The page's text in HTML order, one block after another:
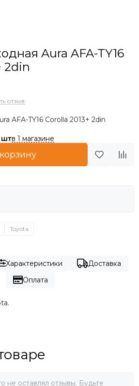
Aura AFA-TY16
2din
отзыв
AFA-TY16 Corolla 2013+ 2din
в 1 магазине
Toyota
Характеристики
Доставка
Оплата
не оставлял отзывы. Будьте